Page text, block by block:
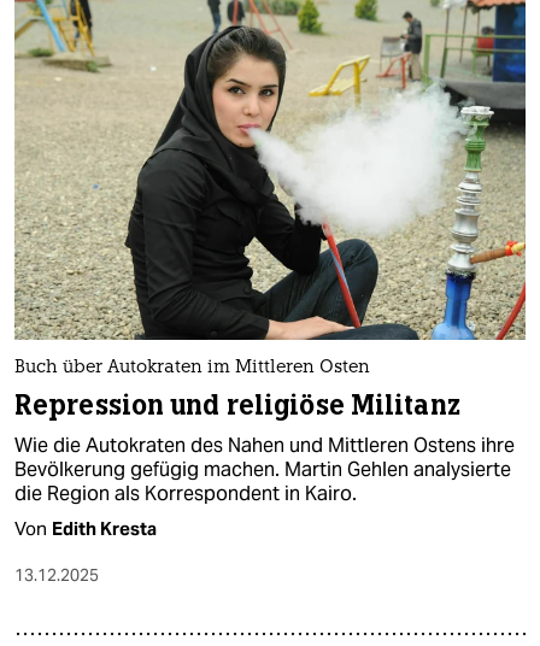
Buch über Autokraten im Mittleren Osten
Repression und religiöse Militanz
Wie die Autokraten des Nahen und Mittleren Ostens ihre
Bevölkerung gefügig machen. Martin Gehlen analysierte
die Region als Korrespondent in Kairo.
Von Edith Kresta
13.12.2025